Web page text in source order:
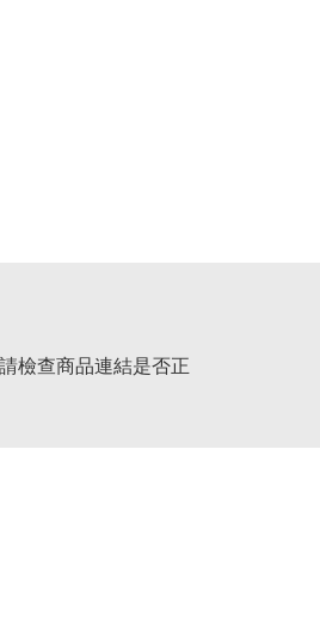
檢查商品連結是否正